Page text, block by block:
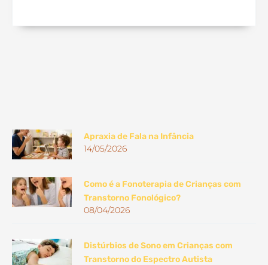
Apraxia de Fala na Infância
14/05/2026
Como é a Fonoterapia de Crianças com
Transtorno Fonológico?
08/04/2026
Distúrbios de Sono em Crianças com
Transtorno do Espectro Autista